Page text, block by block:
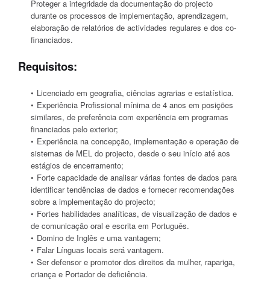
Proteger a integridade da documentação do projecto
durante os processos de implementação, aprendizagem,
elaboração de relatórios de actividades regulares e dos co-
financiados.
Requisitos:
Licenciado em geografia, ciências agrarias e estatística.
Experiência Profissional mínima de 4 anos em posições
similares, de preferência com experiência em programas
financiados pelo exterior;
Experiência na concepção, implementação e operação de
sistemas de MEL do projecto, desde o seu início até aos
estágios de encerramento;
Forte capacidade de analisar várias fontes de dados para
identificar tendências de dados e fornecer recomendações
sobre a implementação do projecto;
Fortes habilidades analíticas, de visualização de dados e
de comunicação oral e escrita em Português.
Domino de Inglês e uma vantagem;
Falar Línguas locais será vantagem.
Ser defensor e promotor dos direitos da mulher, rapariga,
criança e Portador de deficiência.